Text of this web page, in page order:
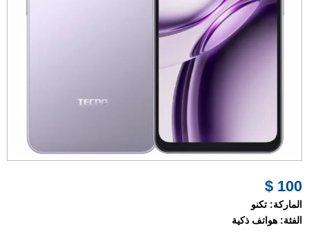
100 $
الماركة: تكنو
الفئة: هواتف ذكية